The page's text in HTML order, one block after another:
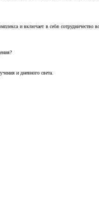
и включает в себя
и дневного света.